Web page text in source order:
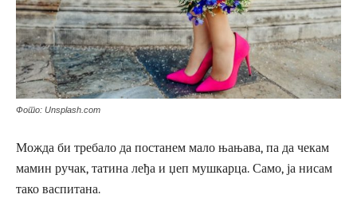
Фото: Unsplash.com
Можда би требало да постанем мало њањава, па да чекам
мамин ручак, татина леђа и џеп мушкарца. Само, ја нисам
тако васпитана.